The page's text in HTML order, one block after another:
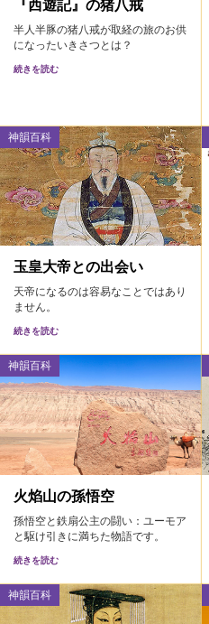
『西遊記』の猪八戒
半人半豚の猪八戒が取経の旅のお供
になったいきさつとは？
続きを読む
神韻百科
玉皇大帝との出会い
天帝になるのは容易なことではあり
ません。
続きを読む
神韻百科
火焰山の孫悟空
孫悟空と鉄扇公主の闘い：ユーモア
と駆け引きに満ちた物語です。
続きを読む
神韻百科